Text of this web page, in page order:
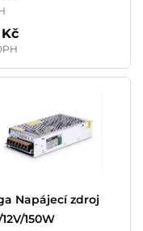
Napájecí zdroj
150W